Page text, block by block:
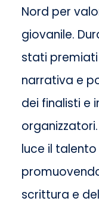
Nord per
giovanile.
stati
narrativa e
dei finalisti e
organizzatori.
luce il
scrittura e